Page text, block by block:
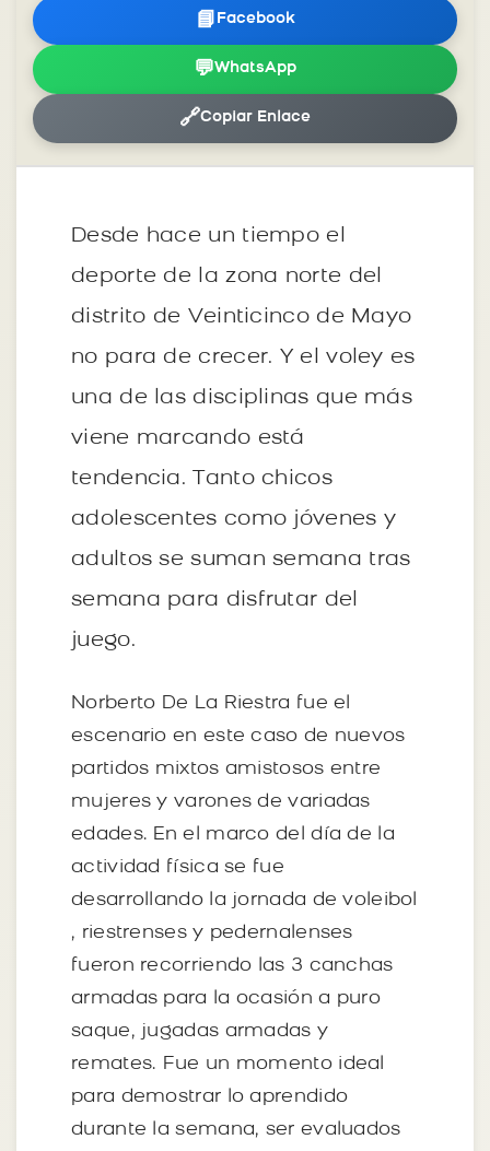
📘 Facebook
💬WhatsApp
🔗Copiar Enlace
Desde hace un tiempo el
deporte de la zona norte del
distrito de Veinticinco de Mayo
no para de crecer. Y el voley es
una de las disciplinas que más
viene marcando está
tendencia. Tanto chicos
adolescentes como jóvenes y
adultos se suman semana tras
semana para disfrutar del
juego.
Norberto De La Riestra fue el
escenario en este caso de nuevos
partidos mixtos amistosos entre
mujeres y varones de variadas
edades. En el marco del día de la
actividad física se fue
desarrollando la jornada de voleibol
, riestrenses y pedernalenses
fueron recorriendo las 3 canchas
armadas para la ocasión a puro
saque, jugadas armadas y
remates. Fue un momento ideal
para demostrar lo aprendido
durante la semana, ser evaluados